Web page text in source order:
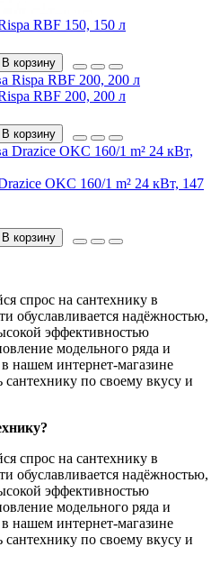
RBF 150, 150 л
В корзину
RBF 200, 200 л
В корзину
OKC 160/1 m² 24 кВт, 147
В корзину
спрос на сантехнику в
обуславливается надёжностью,
эффективностью
модельного ряда и
нашем интернет-магазине
по своему вкусу и
спрос на сантехнику в
обуславливается надёжностью,
эффективностью
модельного ряда и
нашем интернет-магазине
по своему вкусу и